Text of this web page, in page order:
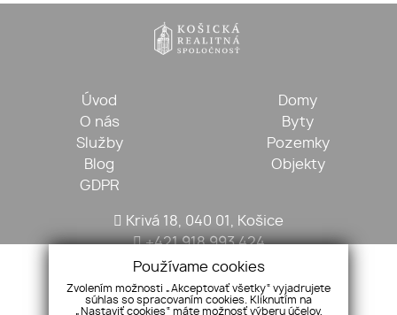
Úvod
O nás
Služby
Blog
GDPR
Domy
Byty
Pozemky
Objekty
Krivá 18, 040 01, Košice
+421 918 993 424
kosickarealitna@gmail.com
Používame cookies
Zvolením možnosti „Akceptovať všetky“ vyjadrujete
súhlas so spracovaním cookies. Kliknutím na
„Nastaviť cookies“ máte možnosť výberu účelov,